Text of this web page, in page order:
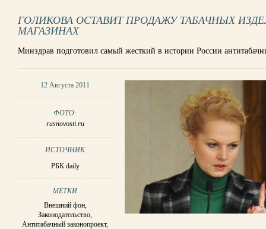
ГОЛИКОВА ОСТАВИТ ПРОДАЖУ ТАБАЧНЫХ
МАГАЗИНАХ
Минздрав подготовил самый жесткий в истории России
12 Августа 2011
ФОТО:
rusnovosti.ru
ИСТОЧНИК
РБК daily
МЕТКИ
Внешний фон,
Законодательство,
Антитабачный законопроект,